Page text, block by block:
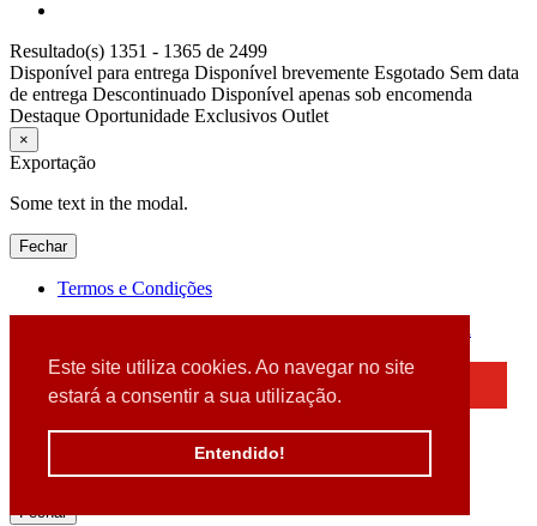
Este site utiliza cookies. Ao navegar no site
estará a consentir a sua utilização.
Entendido!
Resultado(s) 1351 - 1365 de 2499
Disponível para entrega Disponível brevemente Esgotado Sem data
de entrega Descontinuado Disponível apenas sob encomenda
Destaque Oportunidade Exclusivos Outlet
×
Exportação
Some text in the modal.
Fechar
Termos e Condições
Detectamos que está a usar um browser desatualizado
Por favor, atualize o seu browser
para garantir uma melhor experiência.
Fechar